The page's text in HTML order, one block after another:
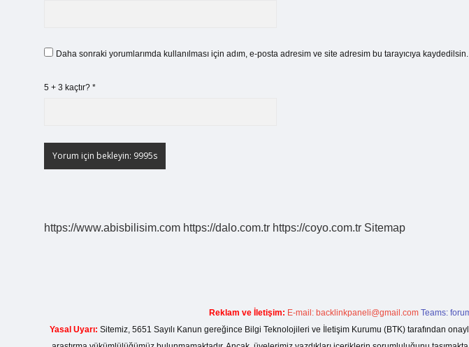
Daha sonraki yorumlarımda kullanılması için adım, e-posta adresim ve site adresim bu tarayıcıya kaydedilsin.
5 + 3 kaçtır? *
https://www.abisbilisim.com https://dalo.com.tr https://coyo.com.tr Sitemap
Reklam ve İletişim: E-mail: backlinkpaneli@gmail.com Teams:
Yasal Uyarı: Sitemiz, 5651 Sayılı Kanun gereğince Bilgi Teknolojileri ve İletişim Kurumu (BTK) tarafından